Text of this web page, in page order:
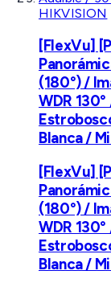
HIKVISION
[FlexVu]
(180°) /
WDR
Blanca /
[FlexVu]
(180°) /
WDR
Blanca /